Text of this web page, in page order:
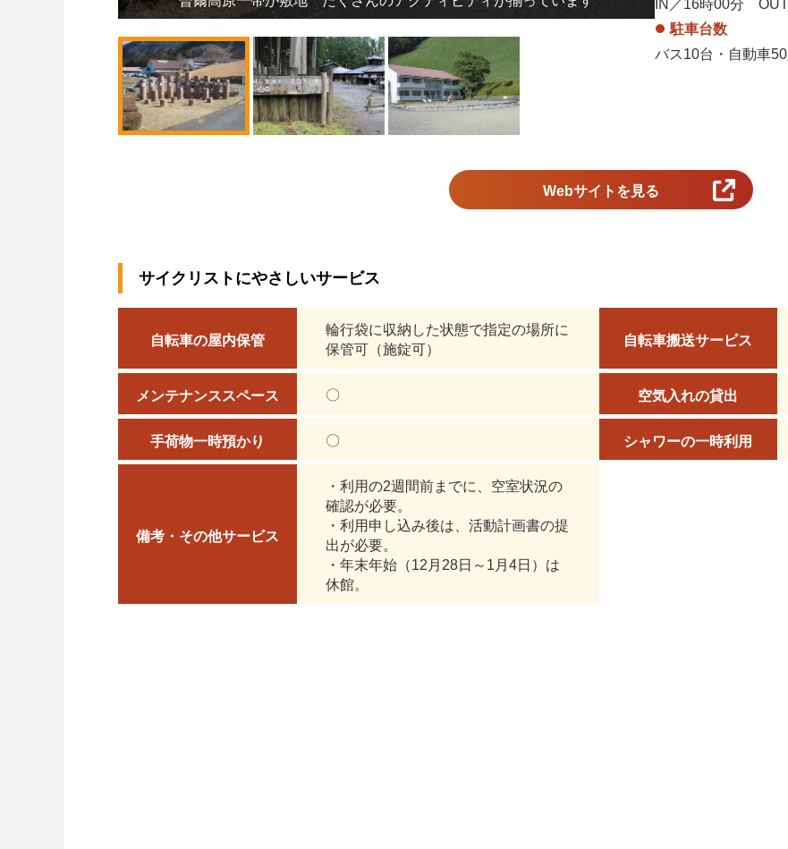
IN／16時00分
駐車台数
バス10台・自動車50
Webサイトを見る
サイクリストにやさしいサービス
自転車の屋内保管
輪行袋に収納した状態で指定の場所に
保管可（施錠可）
自転車搬送サービス
メンテナンススペース 〇 空気入れの貸出
手荷物一時預かり 〇 シャワーの一時利用
備考・その他サービス
・利用の2週間前までに、空室状況の
確認が必要。
・利用申し込み後は、活動計画書の提
出が必要。
・年末年始（12月28日～1月4日）は
休館。